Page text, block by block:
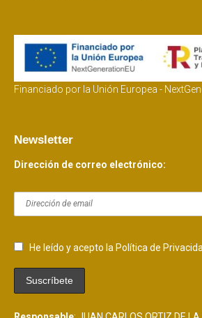
Financiado por la Unión Europea -
Newsletter
Dirección de correo electrónico:
He leído y acepto la Política de